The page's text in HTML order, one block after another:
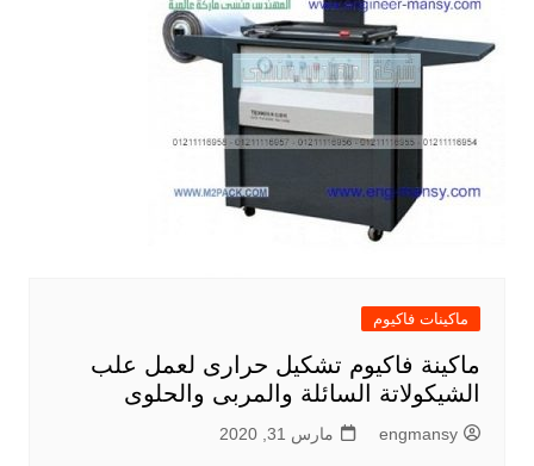
ماكينات فاكيوم
ماكينة فاكيوم تشكيل حرارى لعمل علب
الشيكولاتة السائلة والمربى والحلوى
engmansy مارس 31, 2020